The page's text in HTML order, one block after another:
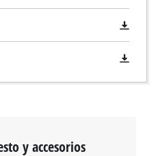
y accesorios